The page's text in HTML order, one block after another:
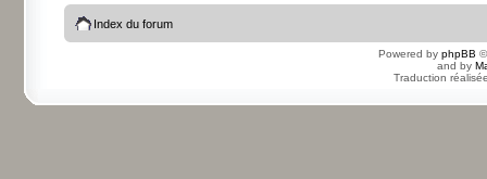
Index du forum
Powered by phpBB
and by
Traduction